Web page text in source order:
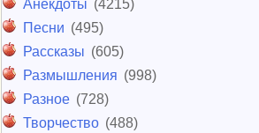
Анекдоты (4215)
Песни (495)
Рассказы (605)
Размышления (998)
Разное (728)
Творчество (488)